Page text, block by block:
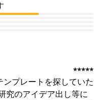
プレートを探していた
究のアイデア出し等に